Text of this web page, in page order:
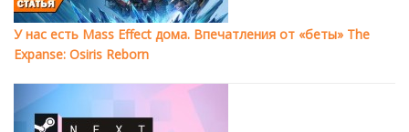
У нас есть Mass Effect дома. Впечатления от «беты» The
Expanse: Osiris Reborn